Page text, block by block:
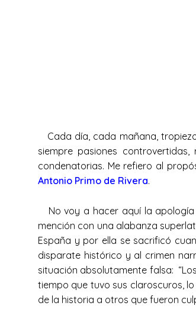
Cada día, cada mañana,
siempre pasiones
condenatorias. Me refiero al
Antonio Primo de Rivera.
No voy a hacer aquí la apología
mención con una alabanza
España y por ella se sacrificó
disparate histórico y al crimen
situación absolutamente falsa:
tiempo que tuvo sus claroscuros,
de la historia a otros que fueron